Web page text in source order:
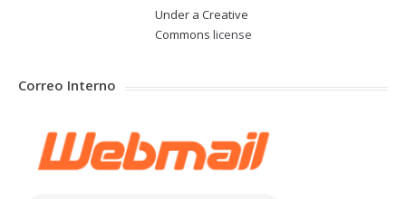
Under a Creative
Commons license
Correo Interno